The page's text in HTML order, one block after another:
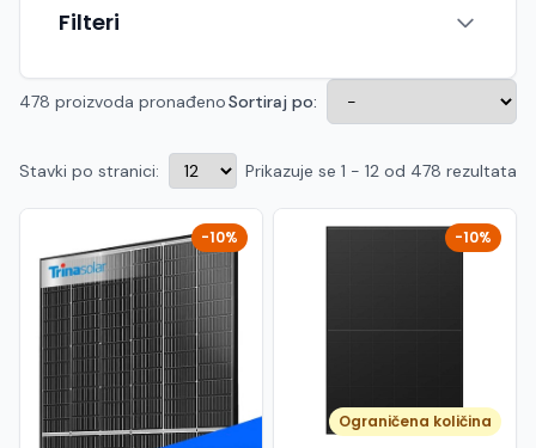
Hrvatski EN
Crnogorski
MK Македонски
Filteri
478 proizvoda pronađenoSortiraj po:
Stavki po stranici: Prikazuje se 1 - 12 od 478 rezultata
-10% -10%
Ograničena količina